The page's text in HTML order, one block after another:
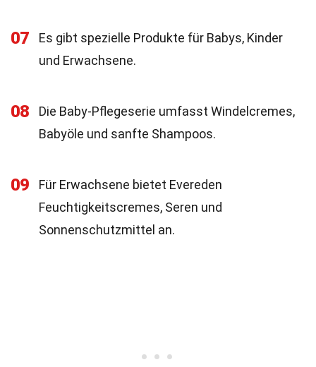
07
Es gibt spezielle Produkte für Babys, Kinder
und Erwachsene.
08
Die Baby-Pflegeserie umfasst Windelcremes,
Babyöle und sanfte Shampoos.
09
Für Erwachsene bietet Evereden
Feuchtigkeitscremes, Seren und
Sonnenschutzmittel an.